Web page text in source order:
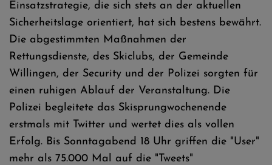
Einsatzstrategie, die sich stets an der aktuellen
Sicherheitslage orientiert, hat sich bestens bewährt.
Die abgestimmten Maßnahmen der
Rettungsdienste, des Skiclubs, der Gemeinde
Willingen, der Security und der Polizei sorgten für
einen ruhigen Ablauf der Veranstaltung. Die
Polizei begleitete das Skisprungwochenende
erstmals mit Twitter und wertet dies als vollen
Erfolg. Bis Sonntagabend 18 Uhr griffen die "User"
mehr als 75.000 Mal auf die "Tweets"